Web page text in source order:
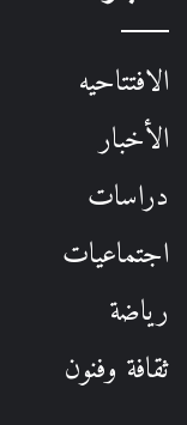
الافتتاحيه
الأخبار
دراسات
اجتماعيات
رياضة
ثقافة وفنون